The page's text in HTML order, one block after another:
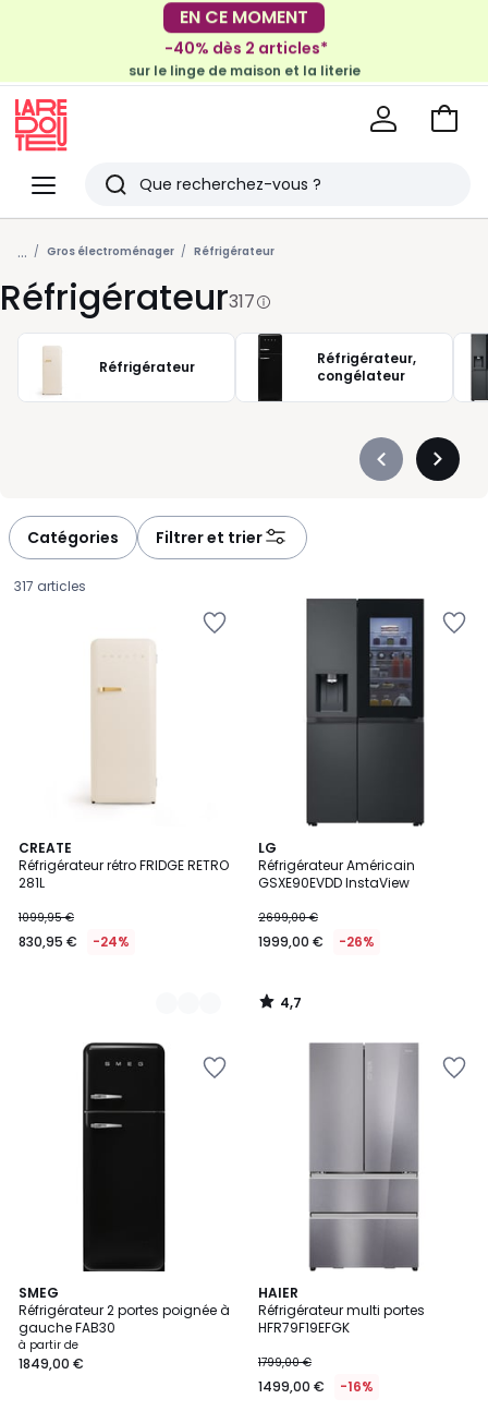
EN CE MOMENT
-30€ tous les 100€*
-40% dès 2 articles*
sur le linge de maison et la literie
Menu
Redoute
Rechercher
Derniers
articles
vus
Voir
... Gros électroménager Réfrigérateur
Réfrigérateur317
Réfrigérateur
Réfrigérateur,
congélateur
Précédent
Catégories Filtrer et trier
317 articles
CREATE
Réfrigérateur rétro FRIDGE RETRO
281L
€
au
réduction
appliquée.
1099,95 €
830,95 € -24%
11
Couleurs
LG
Réfrigérateur Américain
GSXE90EVDD InstaView
2699,00 €
1999,00 € -26%
4,7
/ 5
4,7
/
SMEG
Réfrigérateur 2 portes poignée à
gauche FAB30
à partir de
1849,00 €
3,8
/ 5
8
Couleurs
HAIER
Réfrigérateur multi portes
HFR79F19EFGK
1799,00 €
1499,00 € -16%